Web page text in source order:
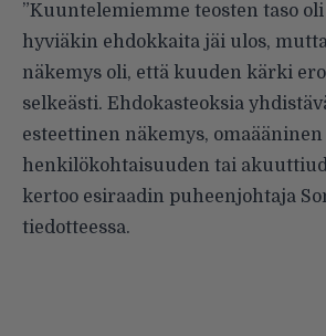
”Kuuntelemiemme teosten taso oli
hyviäkin ehdokkaita jäi ulos,
näkemys oli, että kuuden kärki
selkeästi. Ehdokasteoksia
esteettinen näkemys,
henkilökohtaisuuden tai
kertoo esiraadin puheenjohtaja
tiedotteessa.